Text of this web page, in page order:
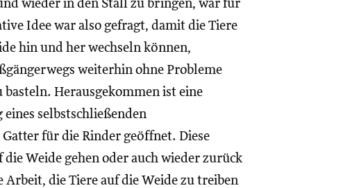
wieder in den Stall zu bringen, war für
Idee war also gefragt, damit die Tiere
hin und her wechseln können,
weiterhin ohne Probleme
basteln. Herausgekommen ist eine
selbstschließenden
für die Rinder geöffnet. Diese
Weide gehen oder auch wieder zurück
Arbeit, die Tiere auf die Weide zu treiben